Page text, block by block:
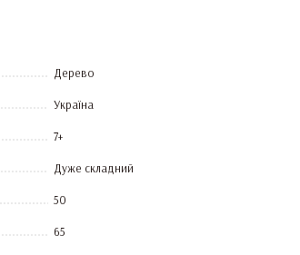
Дерево
Україна
7+
Дуже складний
50
65